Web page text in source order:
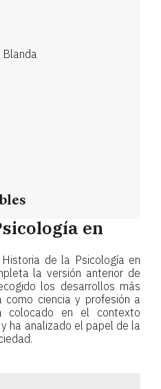
Blanda
en
de la Psicología en
la versión anterior de
los desarrollos más
ciencia y profesión a
colocado en el contexto
ha analizado el papel de la